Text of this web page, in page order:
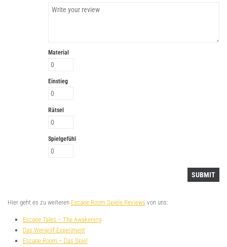
Material
Einstieg
Rätsel
Spielgefühl
Hier geht es zu weiteren Escape Room Spiele Reviews von uns:
Escape Tales – The Awakening
Das Werwolf Experiment
Escape Room – Das Spiel